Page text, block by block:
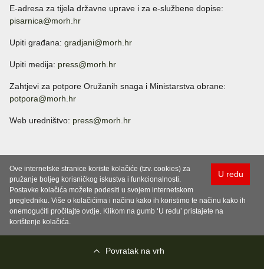
E-adresa za tijela državne uprave i za e-službene dopise:
pisarnica@morh.hr
Upiti građana: gradjani@morh.hr
Upiti medija: press@morh.hr
Zahtjevi za potpore Oružanih snaga i Ministarstva obrane:
potpora@morh.hr
Web uredništvo: press@morh.hr
U redu
Ove internetske stranice koriste kolačiće (tzv. cookies) za
pružanje boljeg korisničkog iskustva i funkcionalnosti.
Postavke kolačića možete podesiti u svojem internetskom
pregledniku. Više o kolačićima i načinu kako ih koristimo te načinu kako ih
onemogućiti pročitajte ovdje. Klikom na gumb ‘U redu’ pristajete na
korištenje kolačića.
Povratak na vrh